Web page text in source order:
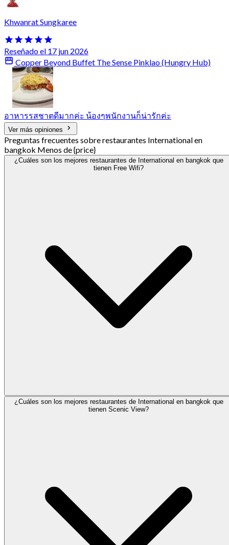
Khwanrat Sungkaree
Reseñado el 17 jun 2026
Copper Beyond Buffet The Sense Pinklao (Hungry Hub)
อาหารรสชาตดีมากค่ะ น้องๆพนักงานก็น่ารักค่ะ
Ver más opiniones
Preguntas frecuentes sobre restaurantes International en
bangkok Menos de {price}
¿Cuáles son los mejores restaurantes de International en bangkok que
tienen Free Wifi?
¿Cuáles son los mejores restaurantes de International en bangkok que
tienen Scenic View?